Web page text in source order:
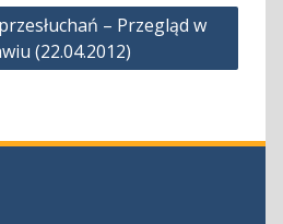
– Przegląd w
(22.04.2012)